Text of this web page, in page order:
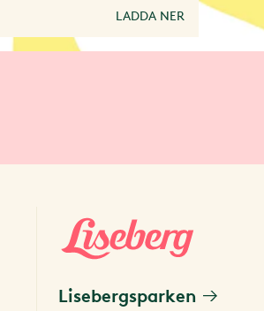
LADDA NER
Lisebergsparken